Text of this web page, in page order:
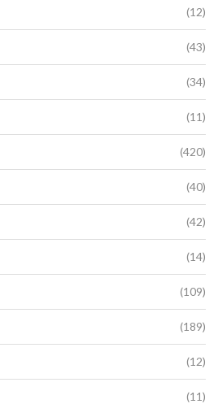
(12)
(43)
(34)
(11)
(420)
(40)
(42)
(14)
(109)
(189)
(12)
(11)